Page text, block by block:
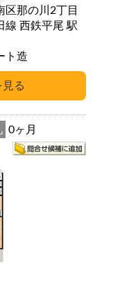
区那の川2丁目
西鉄平尾 駅
ト造
0ヶ月